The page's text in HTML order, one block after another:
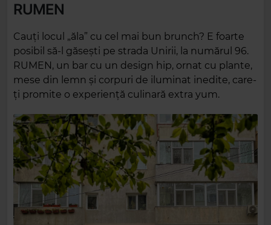
RUMEN
Cauți locul „ăla” cu cel mai bun brunch? E foarte
posibil să-l găsești pe strada Unirii, la numărul 96.
RUMEN, un bar cu un design hip, ornat cu plante,
mese din lemn și corpuri de iluminat inedite, care-
ți promite o experiență culinară extra yum.